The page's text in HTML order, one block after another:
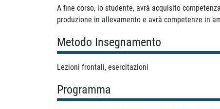
A fine corso, lo studente, avrà acquisito
produzione in allevamento e avrà competenze in
Metodo Insegnamento
Lezioni frontali, esercitazioni
Programma